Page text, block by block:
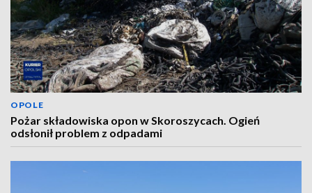
OPOLE
Pożar składowiska opon w Skoroszycach. Ogień
odsłonił problem z odpadami